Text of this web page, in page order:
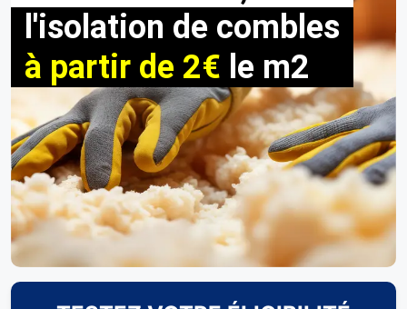
l'isolation de combles
à partir de 2€ le m2